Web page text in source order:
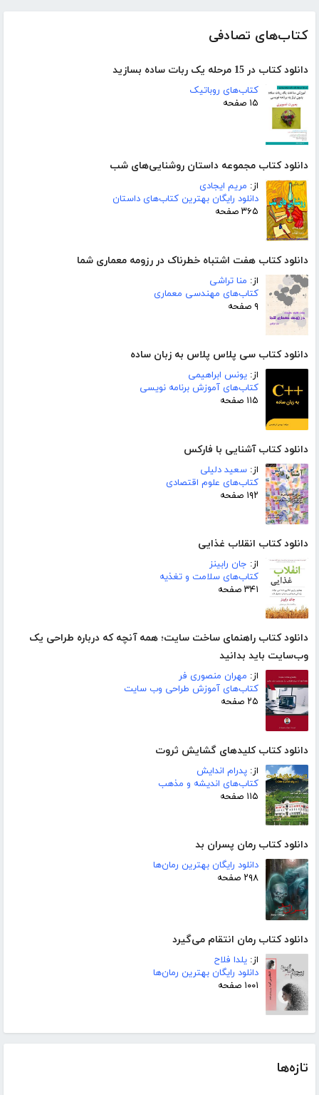
کتاب‌های تصادفی
دانلود کتاب در 15 مرحله یک ربات ساده بسازید
کتاب‌های روباتیک
۱۵ صفحه
دانلود کتاب مجموعه داستان روشنایی‌های شب
از: مریم ایجادی
دانلود رایگان بهترین کتاب‌های داستان
۳۶۵ صفحه
دانلود کتاب هفت اشتباه خطرناک در رزومه معماری شما
از: منا تراشی
کتاب‌های مهندسی معماری
۹ صفحه
دانلود کتاب سی پلاس پلاس به زبان ساده
از: یونس ابراهیمی
کتاب‌های آموزش برنامه نویسی
۱۱۵ صفحه
دانلود کتاب آشنایی با فارکس
از: سعید دلیلی
کتاب‌های علوم اقتصادی
۱۹۲ صفحه
دانلود کتاب انقلاب غذایی
از: جان رابینز
کتاب‌های سلامت و تغذیه
۳۴۱ صفحه
دانلود کتاب راهنمای ساخت سایت؛ همه آنچه که درباره طراحی یک
وب‌سایت باید بدانید
از: مهران منصوری فر
کتاب‌های آموزش طراحی وب سایت
۲۵ صفحه
دانلود کتاب کلیدهای گشایش ثروت
از: پدرام اندایش
کتاب‌های اندیشه و مذهب
۱۱۵ صفحه
دانلود کتاب رمان پسران بد
دانلود رایگان بهترین رمان‌ها
۲۹۸ صفحه
دانلود کتاب رمان انتقام می‌گیرد
از: یلدا فلاح
دانلود رایگان بهترین رمان‌ها
۱۰۰۱ صفحه
تازه‌ها